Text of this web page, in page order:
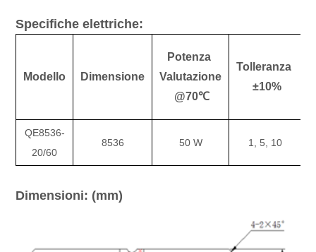
Specifiche elettriche:
Modello Dimensione
Potenza
Valutazione
@70℃
Tolleranza
±10%
QE8536-
20/60
8536 50 W 1, 5, 10
Dimensioni: (mm)